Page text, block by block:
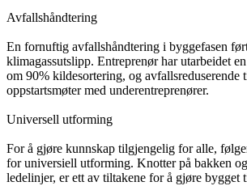
Avfallshåndtering
En fornuftig avfallshåndtering i byggefasen
klimagassutslipp. Entreprenør har utarbeidet
om 90% kildesortering, og avfallsreduserende
oppstartsmøter med underentreprenører.
Universell utforming
For å gjøre kunnskap tilgjengelig for alle,
for universiell utforming. Knotter på bakken
ledelinjer, er ett av tiltakene for å gjøre bygget